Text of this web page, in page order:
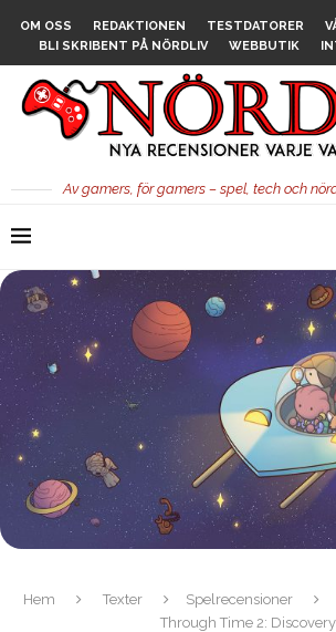
OM OSS REDAKTIONEN TESTDATORER
BLI SKRIBENT PÅ NÖRDLIV
WEBBUTIK
Av gamers, för gamers – spel, tech och
Hem Texter Spelrecensioner
Through Time 2: Discovery